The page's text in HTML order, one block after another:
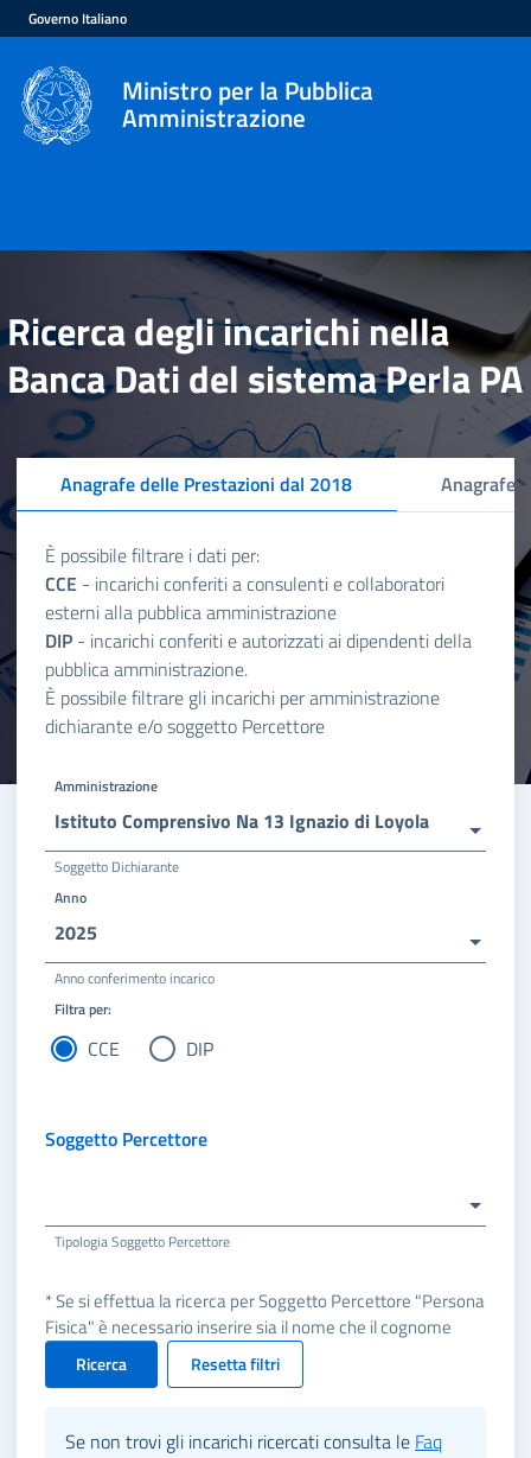
Governo Italiano
Ministro per la Pubblica
Amministrazione
Ricerca degli incarichi nella
Banca Dati del sistema Perla PA
Anagrafe delle Prestazioni dal 2018 Anagrafe
È possibile filtrare i dati per:
CCE - incarichi conferiti a consulenti e collaboratori
esterni alla pubblica amministrazione
DIP - incarichi conferiti e autorizzati ai dipendenti della
pubblica amministrazione.
È possibile filtrare gli incarichi per amministrazione
dichiarante e/o soggetto Percettore
Amministrazione
Istituto Comprensivo Na 13 Ignazio di Loyola
Soggetto Dichiarante
Anno
2025
Anno conferimento incarico
Filtra per:
CCE DIP
Soggetto Percettore
Tipologia Soggetto Percettore
* Se si effettua la ricerca per Soggetto Percettore "Persona
Fisica" è necessario inserire sia il nome che il cognome
Ricerca Resetta filtri
Se non trovi gli incarichi ricercati consulta le Faq